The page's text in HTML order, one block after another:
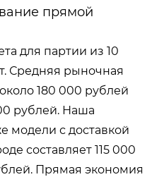
прямой
для партии из 10
Средняя рыночная
180 000 рублей
рублей. Наша
модели с доставкой
составляет 115 000
Прямая экономия